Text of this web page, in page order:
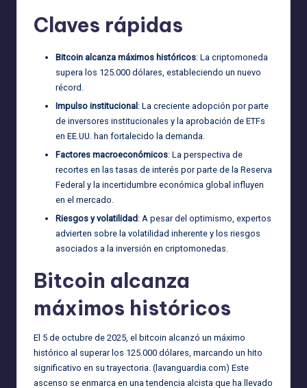
Claves rápidas
Bitcoin alcanza máximos históricos: La criptomoneda
supera los 125.000 dólares, estableciendo un nuevo
récord.
Impulso institucional: La creciente adopción por parte
de inversores institucionales y la aprobación de ETFs
en EE.UU. han fortalecido la demanda.
Factores macroeconómicos: La perspectiva de
recortes en las tasas de interés por parte de la Reserva
Federal y la incertidumbre económica global influyen
en el mercado.
Riesgos y volatilidad: A pesar del optimismo, expertos
advierten sobre la volatilidad inherente y los riesgos
asociados a la inversión en criptomonedas.
Bitcoin alcanza
máximos históricos
El 5 de octubre de 2025, el bitcoin alcanzó un máximo
histórico al superar los 125.000 dólares, marcando un hito
significativo en su trayectoria. ( lavanguardia.com) Este
ascenso se enmarca en una tendencia alcista que ha llevado